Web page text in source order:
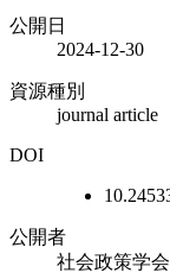
公開日
2024-12-30
資源種別
journal article
DOI
公開者
社会政策学会